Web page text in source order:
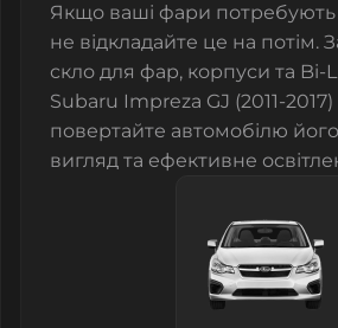
Якщо ваші фари
не відкладайте це на потім.
скло для фар, корпуси та Bi-
Subaru Impreza GJ (2011-2017)
повертайте автомобілю
вигляд та ефективне